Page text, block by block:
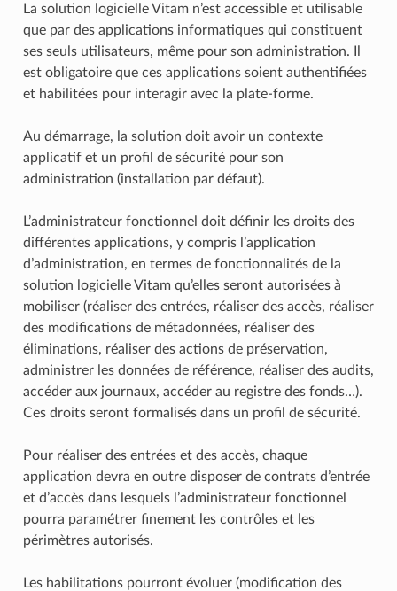
La solution logicielle Vitam n’est accessible et utilisable
que par des applications informatiques qui constituent
ses seuls utilisateurs, même pour son administration. Il
est obligatoire que ces applications soient authentifiées
et habilitées pour interagir avec la plate-forme.
Au démarrage, la solution doit avoir un contexte
applicatif et un profil de sécurité pour son
administration (installation par défaut).
L’administrateur fonctionnel doit définir les droits des
différentes applications, y compris l’application
d’administration, en termes de fonctionnalités de la
solution logicielle Vitam qu’elles seront autorisées à
mobiliser (réaliser des entrées, réaliser des accès, réaliser
des modifications de métadonnées, réaliser des
éliminations, réaliser des actions de préservation,
administrer les données de référence, réaliser des audits,
accéder aux journaux, accéder au registre des fonds…).
Ces droits seront formalisés dans un profil de sécurité.
Pour réaliser des entrées et des accès, chaque
application devra en outre disposer de contrats d’entrée
et d’accès dans lesquels l’administrateur fonctionnel
pourra paramétrer finement les contrôles et les
périmètres autorisés.
Les habilitations pourront évoluer (modification des